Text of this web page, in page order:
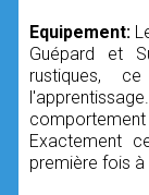
Equipement:
Guépard et
rustiques,
Exactement
première fois à